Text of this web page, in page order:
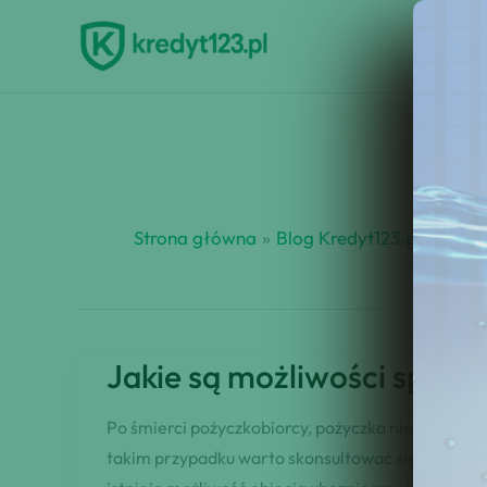
Strona główna Blog Kredyt123.pl
Jakie są możliwości
Po śmierci pożyczkobiorcy, pożyczka nie zostaje
takim przypadku warto skonsultować się z